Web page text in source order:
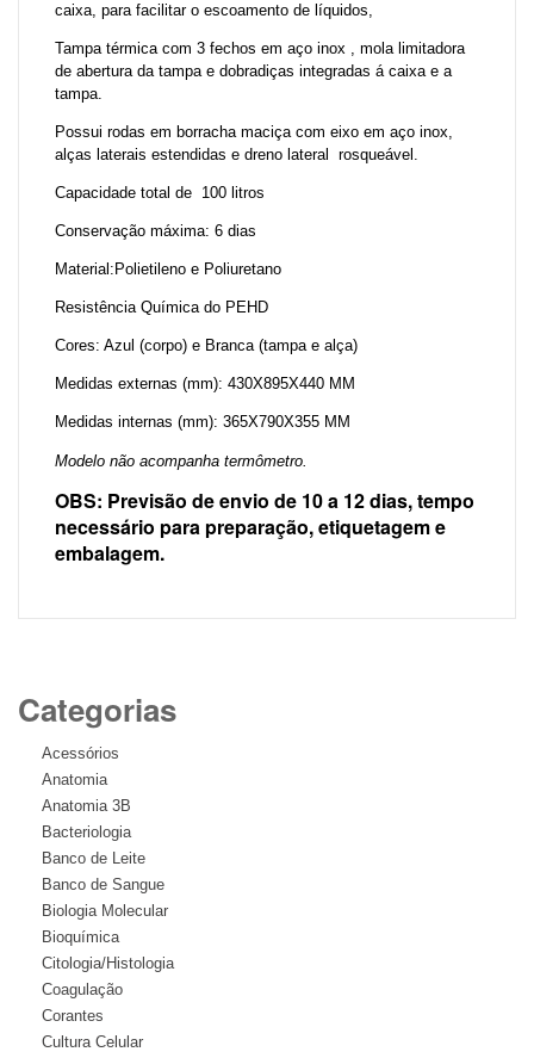
caixa, para facilitar o escoamento de líquidos,
Tampa térmica com 3 fechos em aço inox , mola limitadora
de abertura da tampa e dobradiças integradas á caixa e a
tampa.
Possui rodas em borracha maciça com eixo em aço inox,
alças laterais estendidas e dreno lateral rosqueável.
Capacidade total de 100 litros
Conservação máxima: 6 dias
Material:Polietileno e Poliuretano
Resistência Química do PEHD
Cores: Azul (corpo) e Branca (tampa e alça)
Medidas externas (mm): 430X895X440 MM
Medidas internas (mm): 365X790X355 MM
Modelo não acompanha termômetro.
OBS: Previsão de envio de 10 a 12 dias, tempo
necessário para preparação, etiquetagem e
embalagem.
Categorias
Acessórios
Anatomia
Anatomia 3B
Bacteriologia
Banco de Leite
Banco de Sangue
Biologia Molecular
Bioquímica
Citologia/Histologia
Coagulação
Corantes
Cultura Celular